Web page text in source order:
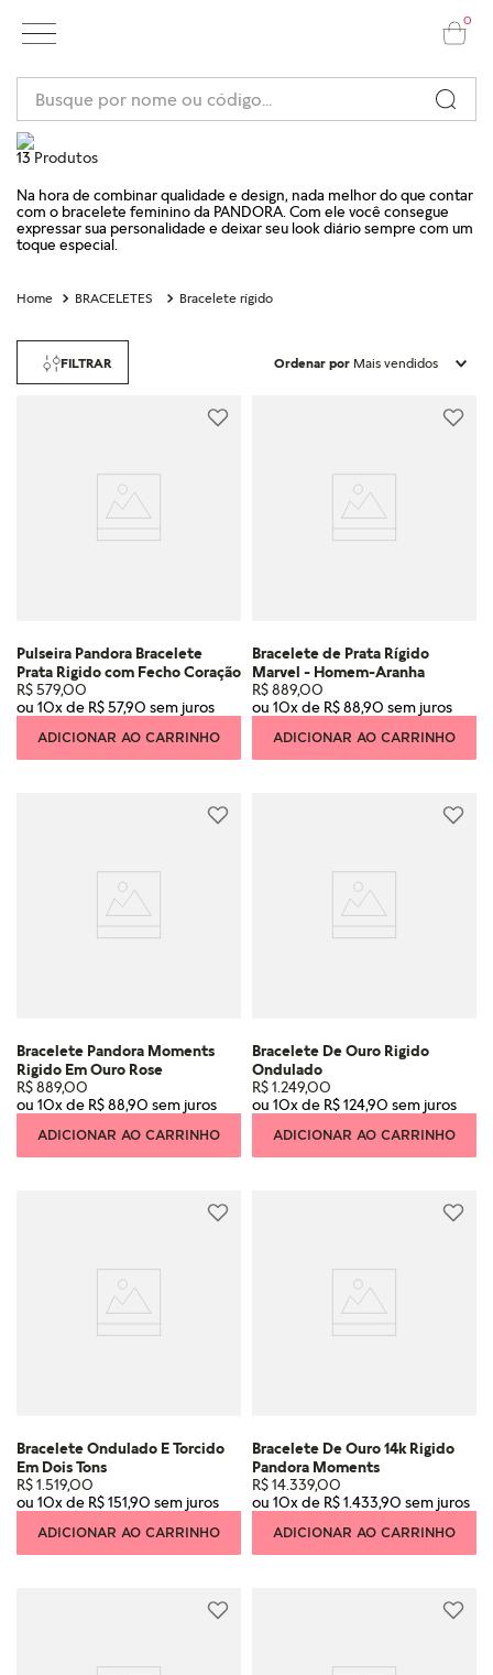
0
Busque por nome ou código...
13 Produtos
Na hora de combinar qualidade e design, nada melhor do que contar
com o bracelete feminino da PANDORA. Com ele você consegue
expressar sua personalidade e deixar seu look diário sempre com um
toque especial.
BRACELETES Bracelete rígido
FILTRAR Ordenar por Mais vendidos
Pulseira Pandora Bracelete
Prata Rigido com Fecho Coração
R$579,00
ou 10x de R$57,90
ADICIONAR AO CARRINHO
Bracelete de Prata Rígido
Marvel - Homem-Aranha
R$889,00
ou 10x de R$88,90
ADICIONAR AO CARRINHO
Bracelete Pandora Moments
Rigido Em Ouro Rose
R$889,00
ou 10x de R$88,90
ADICIONAR AO CARRINHO
Bracelete De Ouro Rigido
Ondulado
R$1 249,00
ou 10x de R$124,90
ADICIONAR AO CARRINHO
Bracelete Ondulado E Torcido
Em Dois Tons
R$1 519,00
ou 10x de R$151,90
ADICIONAR AO CARRINHO
Bracelete De Ouro 14k Rigido
Pandora Moments
R$14339,00
ou 10x de R$1 433,90
ADICIONAR AO CARRINHO
1º
pulseira
2º
berloques
6º
anel noivado
anel coração
º anel disney